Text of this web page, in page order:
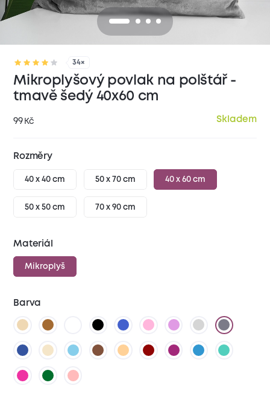
34×
Mikroplyšový povlak na polštář -
tmavě šedý 40x60 cm
99 Kč Skladem
Rozměry
40 x 40 cm 50 x 70 cm 40 x 60 cm
50 x 50 cm 70 x 90 cm
Materiál
Mikroplyš
Barva